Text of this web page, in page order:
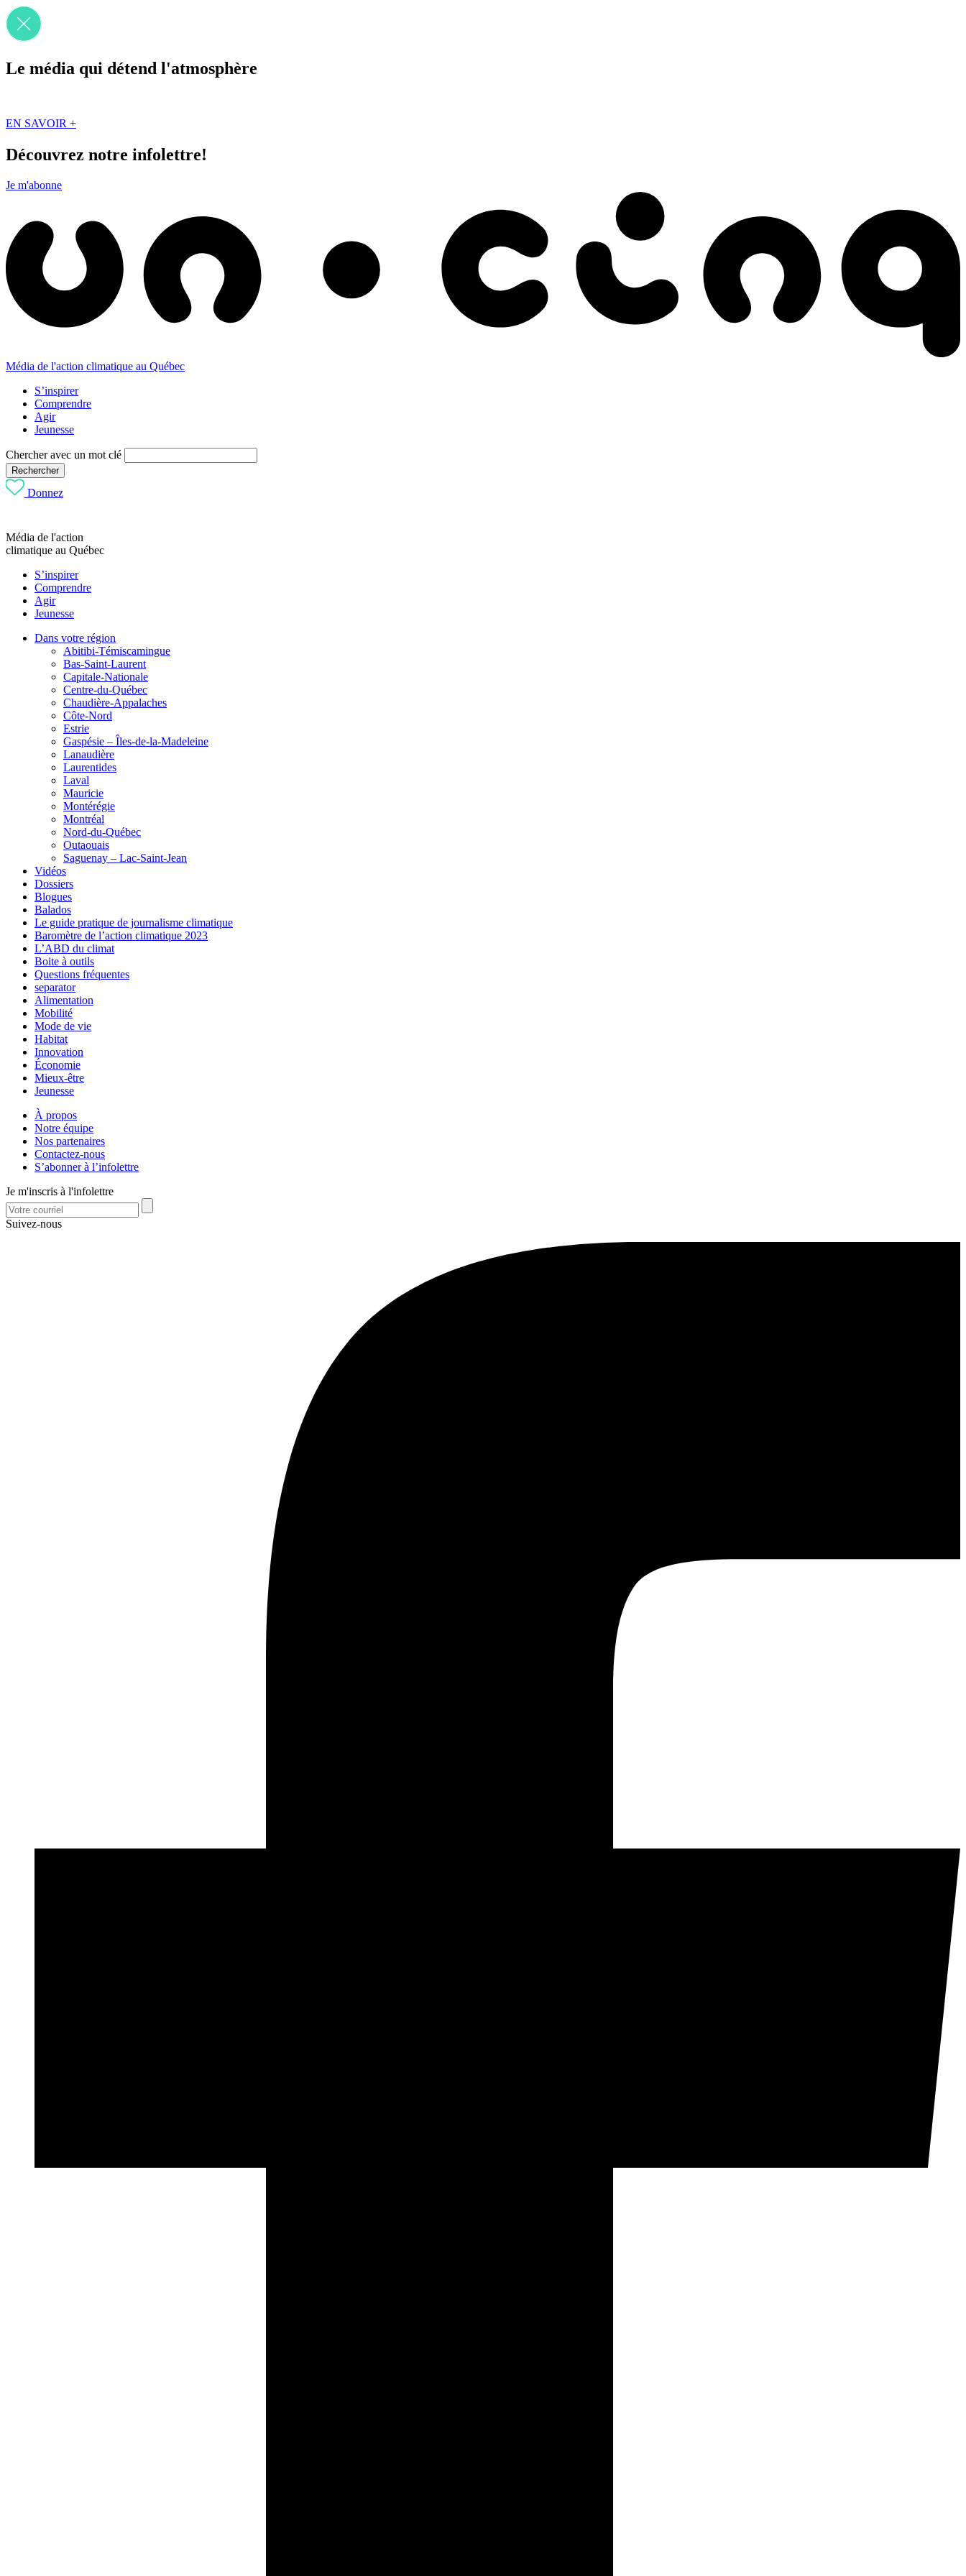
Le média qui détend l'atmosphère
EN SAVOIR +
Découvrez notre infolettre!
Je m'abonne
Média de l'action climatique au Québec
S’inspirer
Comprendre
Agir
Jeunesse
Chercher avec un mot clé
Rechercher
Donnez
Média de l'action
climatique au Québec
S’inspirer
Comprendre
Agir
Jeunesse
Dans votre région
Abitibi-Témiscamingue
Bas-Saint-Laurent
Capitale-Nationale
Centre-du-Québec
Chaudière-Appalaches
Côte-Nord
Estrie
Gaspésie – Îles-de-la-Madeleine
Lanaudière
Laurentides
Laval
Mauricie
Montérégie
Montréal
Nord-du-Québec
Outaouais
Saguenay – Lac-Saint-Jean
Vidéos
Dossiers
Blogues
Balados
Le guide pratique de journalisme climatique
Baromètre de l’action climatique 2023
L’ABD du climat
Boite à outils
Questions fréquentes
separator
Alimentation
Mobilité
Mode de vie
Habitat
Innovation
Économie
Mieux-être
Jeunesse
À propos
Notre équipe
Nos partenaires
Contactez-nous
S’abonner à l’infolettre
Je m'inscris à l'infolettre
Suivez-nous